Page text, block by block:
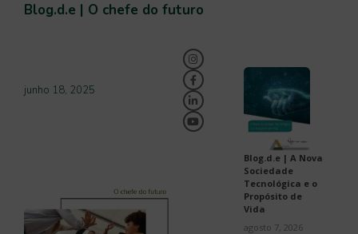
Blog.d.e | O chefe do futuro
junho 18, 2025
Blog.d.e | A Nova
Sociedade
Tecnológica e o
Propósito de
Vida
agosto 7, 2026